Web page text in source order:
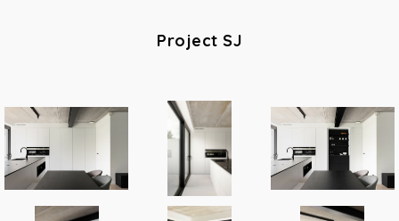
Project SJ